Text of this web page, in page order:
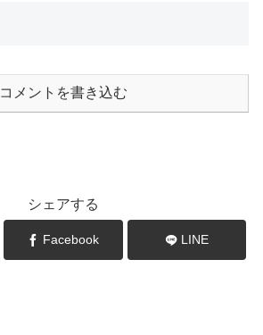
コメントを書き込む
シェアする
Facebook LINE